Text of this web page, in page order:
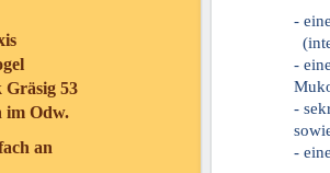
Gräsig 53
im Odw.
an
-
-
-
-